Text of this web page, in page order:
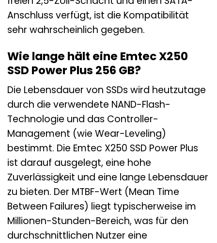
Anschluss verfügt, ist die Kompatibilität
sehr wahrscheinlich gegeben.
Wie lange hält eine Emtec X250
SSD Power Plus 256 GB?
Die Lebensdauer von SSDs wird heutzutage
durch die verwendete NAND-Flash-
Technologie und das Controller-
Management (wie Wear-Leveling)
bestimmt. Die Emtec X250 SSD Power Plus
ist darauf ausgelegt, eine hohe
Zuverlässigkeit und eine lange Lebensdauer
zu bieten. Der MTBF-Wert (Mean Time
Between Failures) liegt typischerweise im
Millionen-Stunden-Bereich, was für den
durchschnittlichen Nutzer eine